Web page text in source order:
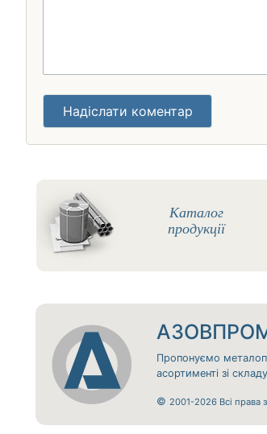
Надіслати коментар
Каталог
продукції
Пропонуємо
асортименті зі
© 2001-2026 Всі права